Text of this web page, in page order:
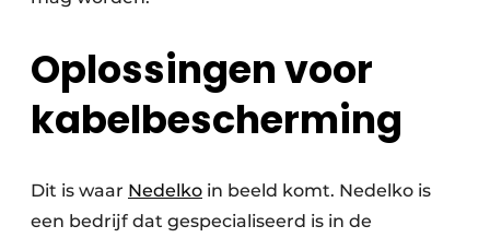
Oplossingen voor
kabelbescherming
Dit is waar Nedelko in beeld komt. Nedelko is
een bedrijf dat gespecialiseerd is in de